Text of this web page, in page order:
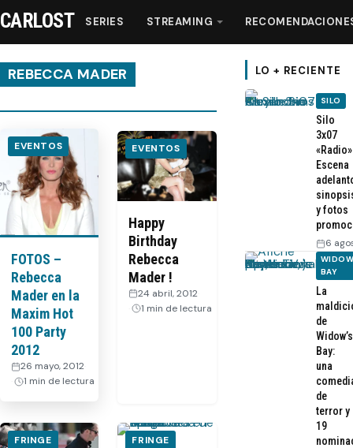
Streaming
Recomendaciones
Videos
Webisodios
CARLOST SERIES STREAMING
REBECCA MADER
EVENTOS
FOTOS –
Rebecca
Mader en la
Maxim Hot
100 Party
2012
26 mayo, 2012
1 min de lectura
EVENTOS
Happy
Birthday
Rebecca
Mader !
24 abril, 2012
1 min de lectura
FRINGE FRINGE
LO + RECIENTE
SILO
Silo
3x07
Escena
y fotos
6
BAY
La
de
Widow’s
Bay:
una
de
terror y
19